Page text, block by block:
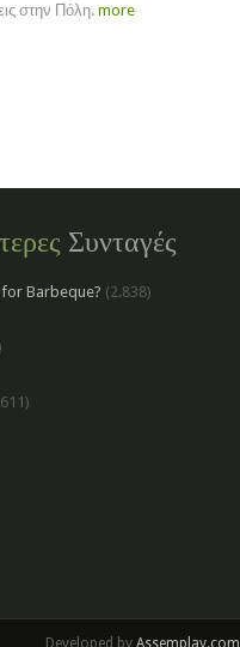
στην Πόλη. more
Συνταγές
Barbeque? (2.838)
Developed by Assemplay.com